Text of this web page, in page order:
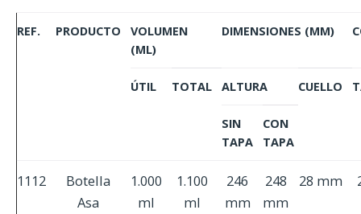
REF. PRODUCTO
VOLUMEN
(ML)
DIMENSIONES (MM)
ÚTIL TOTAL ALTURA CUELLO
SIN
TAPA
CON
TAPA
1112
Botella
Asa
1.000
ml
1.100
ml
246
mm
248
mm
28 mm